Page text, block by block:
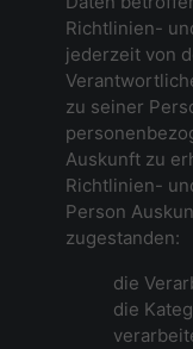
Richtlinien-
jederzeit von
zu seiner
Auskunft zu
Richtlinien-
Person
zugestanden:
die
die